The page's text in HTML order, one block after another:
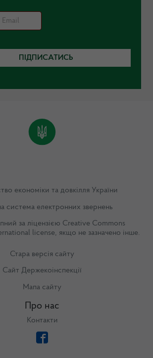
ПІДПИСАТИСЬ
економіки та довкілля України
система електронних звернень
за ліцензією Creative Commons
license, якщо не зазначено інше.
Стара версія сайту
Сайт Держекоінспекції
Мапа сайту
Про нас
Контакти